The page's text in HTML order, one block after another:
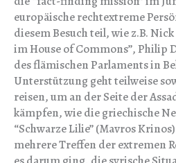
europäische rechtextreme
diesem Besuch teil, wie z.B.
im House of Commons”, Philip
des flämischen Parlaments in
Unterstützung geht teilweise
reisen, um an der Seite der
kämpfen, wie die griechische
“Schwarze Lilie” (Mavros
mehrere Treffen der extremen